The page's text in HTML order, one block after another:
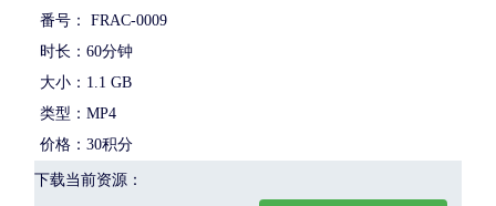
番号： FRAC-0009
时长：60分钟
大小：1.1 GB
类型：MP4
价格：30积分
下载当前资源：